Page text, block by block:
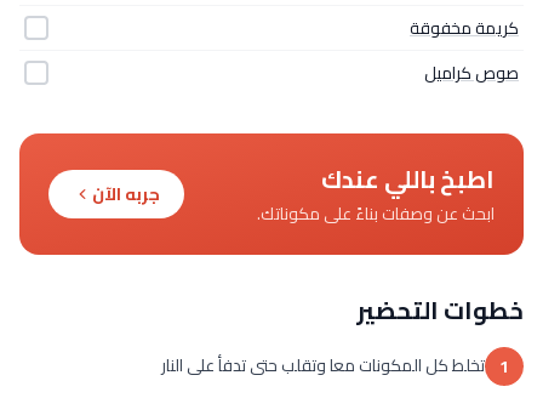
كريمة مخفوقة
صوص كراميل
اطبخ باللي عندك
ابحث عن وصفات بناءً على مكوناتك.
جربه الآن
خطوات التحضير
1 تخلط كل المكونات معا وتقلب حتى تدفأ على النار